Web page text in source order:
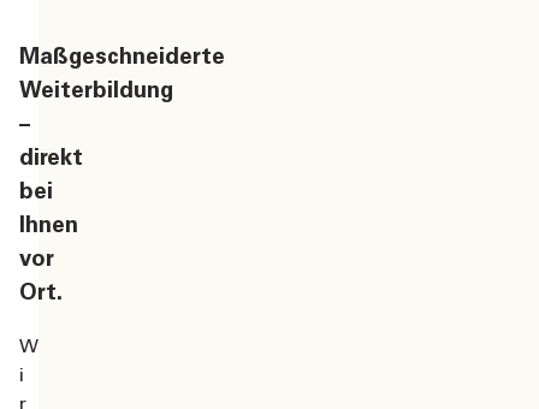
Maßgeschneiderte
Weiterbildung
–
direkt
bei
Ihnen
vor
Ort.
W
i
r